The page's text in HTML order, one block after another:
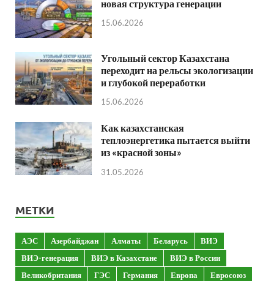
новая структура генерации
15.06.2026
Угольный сектор Казахстана
переходит на рельсы экологизации
и глубокой переработки
15.06.2026
Как казахстанская
теплоэнергетика пытается выйти
из «красной зоны»
31.05.2026
МЕТКИ
АЭС Азербайджан Алматы Беларусь
ВИЭ
ВИЭ-генерация
ВИЭ в Казахстане
ВИЭ в России
Великобритания
ГЭС Германия Европа
Евросоюз